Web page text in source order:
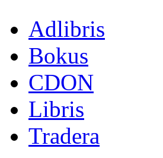
Adlibris
Bokus
CDON
Libris
Tradera